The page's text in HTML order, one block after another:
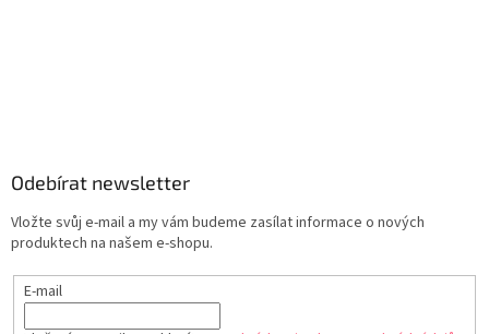
Odebírat newsletter
Vložte svůj e-mail a my vám budeme zasílat informace o nových
produktech na našem e-shopu.
E-mail